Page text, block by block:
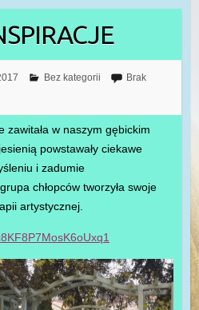
Bez kategorii
Brak
w naszym gębickim
powstawały ciekawe
i zadumie
chłopców tworzyła swoje
artystycznej.